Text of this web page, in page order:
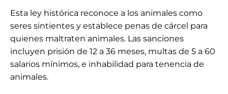
Esta ley histórica reconoce a los animales como
seres sintientes y establece penas de cárcel para
quienes maltraten animales. Las sanciones
incluyen prisión de 12 a 36 meses, multas de 5 a 60
salarios mínimos, e inhabilidad para tenencia de
animales.